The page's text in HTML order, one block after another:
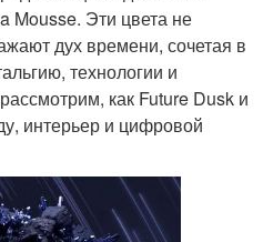
Mousse. Эти цвета не
дух времени, сочетая в
технологии и
как Future Dusk и
интерьер и цифровой